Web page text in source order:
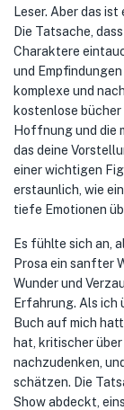
Leser. Aber das
Die Tatsache,
Charaktere
und
komplexe und
kostenlose
Hoffnung und die
das deine
einer wichtigen
erstaunlich, wie
tiefe Emotionen
Es fühlte sich an,
Prosa ein sanfter
Wunder und
Erfahrung. Als ich
Buch auf mich
hat, kritischer
nachzudenken,
schätzen. Die
Show abdeckt,